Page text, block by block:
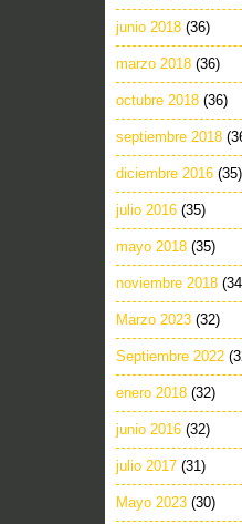
junio 2018 (36)
marzo 2018 (36)
octubre 2018 (36)
septiembre 2018
diciembre 2016 (35)
julio 2016 (35)
mayo 2018 (35)
noviembre 2018
Marzo 2023 (32)
Septiembre 2022
enero 2018 (32)
junio 2016 (32)
julio 2017 (31)
Mayo 2023 (30)